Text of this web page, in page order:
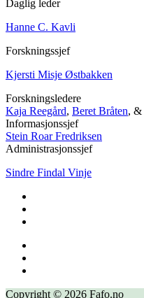
Daglig leder
Hanne C. Kavli
Forskningssjef
Kjersti Misje Østbakken
Forskningsledere
Kaja Reegård, Beret Bråten, &
Informasjonssjef
Stein Roar Fredriksen
Administrasjonssjef
Sindre Findal Vinje
Copyright © 2026 Fafo.no